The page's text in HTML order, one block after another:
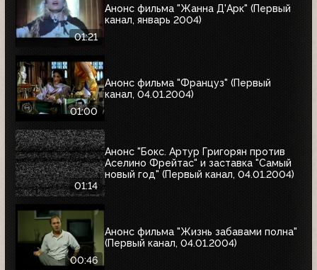
01:21
Анонс фильма "Жанна Д'Арк" (Первый
канал, январь 2004)
01:00
Анонс фильма "Француз" (Первый
канал, 04.01.2004)
01:14
Анонс "Бокс. Артур Григорян против
Аселино Фрейтас" и заставка "Самый
новый год" (Первый канал, 04.01.2004)
00:46
Анонс фильма "Жизнь забавами полна"
(Первый канал, 04.01.2004)